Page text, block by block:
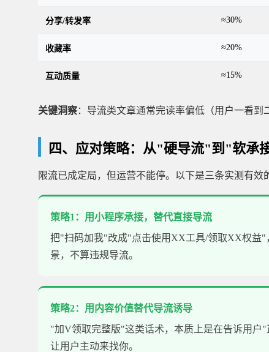
分享/转发率 ≈30%
收藏率 ≈20%
互动质量 ≈15%
关键洞察：导流类文章通常完读率偏低（用户一看
四、应对策略：从"硬导流"到"软承
限流已成定局，但运营不能停。以下是三条实测有效
策略1：用小程序承接，替代直接导流
把"扫码加我"改成"点击使用XX工具/领取XX权益"
景，不算违规导流。
策略2：用内容价值替代导流诱导
"加V领取完整版"这类话术，本质上是在告诉用户
让用户主动来找你。